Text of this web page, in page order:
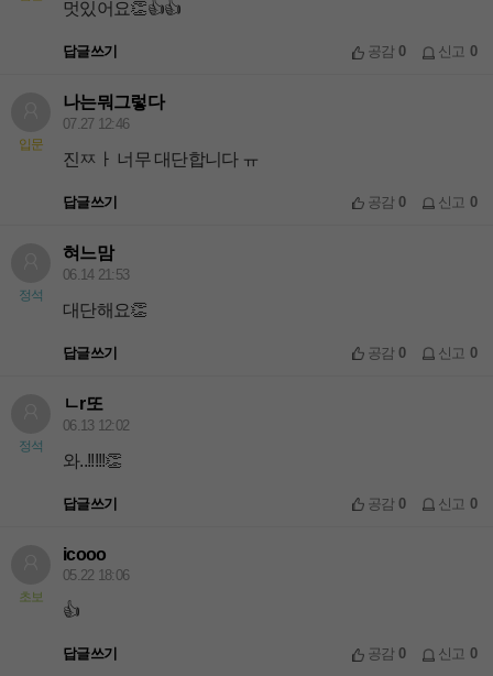
멋있어요👏👍👍
답글쓰기 공감0 신고 0
입문
나는뭐그렇다
07.27 12:46
진ㅉㅏ 너무 대단합니다 ㅠ
답글쓰기 공감0 신고 0
정석
혀느맘
06.14 21:53
대단해요👏
답글쓰기 공감0 신고 0
정석
ㄴr또
06.13 12:02
와..!!!!!👏
답글쓰기 공감0 신고 0
초보
icooo
05.22 18:06
👍
답글쓰기 공감0 신고 0